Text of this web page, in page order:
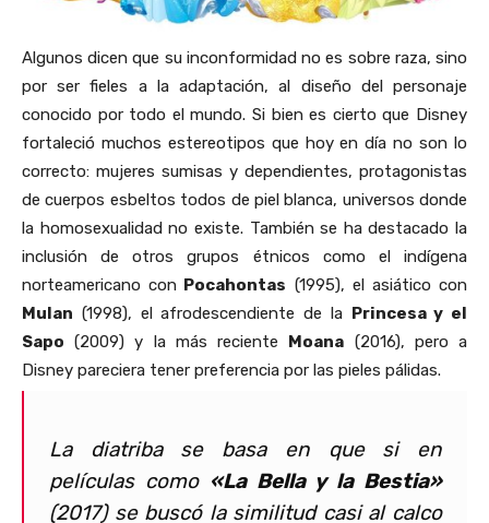
Algunos dicen que su inconformidad no es sobre raza, sino
por ser fieles a la adaptación, al diseño del personaje
conocido por todo el mundo. Si bien es cierto que Disney
fortaleció muchos estereotipos que hoy en día no son lo
correcto: mujeres sumisas y dependientes, protagonistas
de cuerpos esbeltos todos de piel blanca, universos donde
la homosexualidad no existe. También se ha destacado la
inclusión de otros grupos étnicos como el indígena
norteamericano con Pocahontas (1995), el asiático con
Mulan (1998), el afrodescendiente de la Princesa y el
Sapo (2009) y la más reciente Moana (2016), pero a
Disney pareciera tener preferencia por las pieles pálidas.
La diatriba se basa en que si en
películas como «La Bella y la Bestia»
(2017) se buscó la similitud casi al calco